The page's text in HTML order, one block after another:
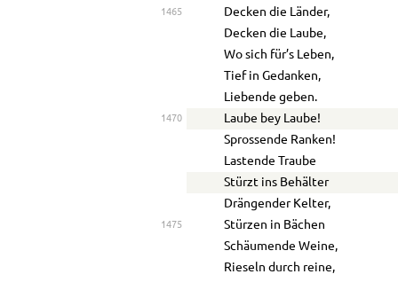
1465
Decken die Länder,
Decken die Laube,
Wo sich für’s Leben,
Tief in Gedanken,
Liebende geben.
1470
Laube bey Laube!
Sprossende Ranken!
Lastende Traube
Stürzt ins Behälter
Drängender Kelter,
1475
Stürzen in Bächen
Schäumende Weine,
Rieseln durch reine,